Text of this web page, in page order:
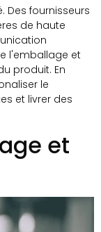
Des fournisseurs
de haute
l'emballage et
produit. En
le
et livrer des
et